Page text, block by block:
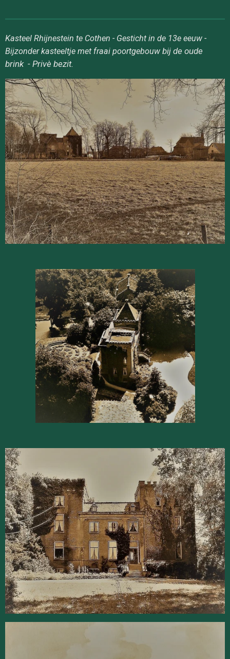
Kasteel Rhijnestein te Cothen - Gesticht in de 13e eeuw -
Bijzonder kasteeltje met fraai poortgebouw bij de oude
brink - Privè bezit.